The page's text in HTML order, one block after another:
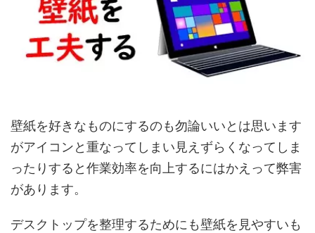
壁紙を好きなものにするのも勿論いいとは思います
がアイコンと重なってしまい見えずらくなってしま
ったりすると作業効率を向上するにはかえって弊害
があります。
デスクトップを整理するためにも壁紙を見やすいも